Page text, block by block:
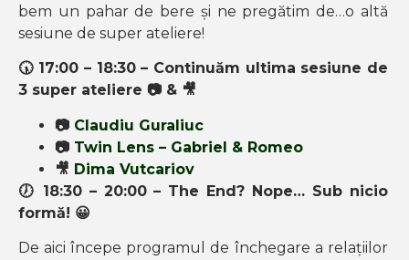
bem un pahar de bere și ne pregătim de…o altă
sesiune de super ateliere!
🕠 17:00 – 18:30 – Continuăm ultima sesiune de
3 super ateliere 📷 & 🎥
📷 Claudiu Guraliuc
📷 Twin Lens – Gabriel & Romeo
🎥 Dima Vutcariov
🕖 18:30 – 20:00 – The End? Nope… Sub nicio
formă! 😀
De aici începe programul de închegare a relațiilor